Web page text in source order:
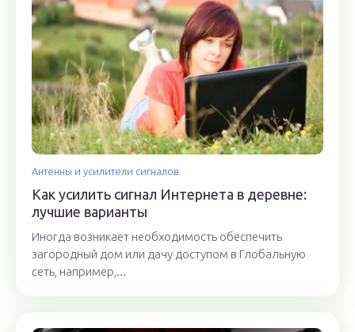
Антенны и усилители сигналов
Как усилить сигнал Интернета в деревне:
лучшие варианты
Иногда возникает необходимость обеспечить
загородный дом или дачу доступом в Глобальную
сеть, например,...